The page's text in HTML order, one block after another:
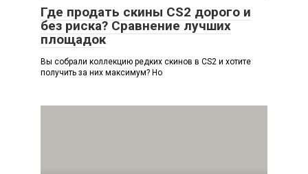
Где продать скины CS2 дорого и
без риска? Сравнение лучших
площадок
Вы собрали коллекцию редких скинов в CS2 и хотите
получить за них максимум? Но